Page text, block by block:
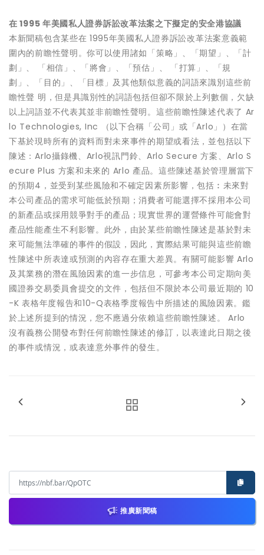
在 1995 年美國私人證券訴訟改革法案之下擬定的安全港協議
本新聞稿包含某些在 1995年美國私人證券訴訟改革法案意義範
圍內的前瞻性聲明。你可以使用諸如「策略」、「期望」、「計
劃」、 「相信」、「將會」、「預估」、 「打算」、「規
劃」、「目的」、「目標」及其他類似意義的詞語來識別這些前
瞻性聲 明，但是具識別性的詞語包括但卻不限於上列數個，欠缺
以上詞語並不代表其並非前瞻性聲明。這些前瞻性陳述代表了 Ar
lo Technologies, Inc （以下合稱「公司」或「Arlo」）在當
下基於現時所有的資料而對未來事件的期望或看法，並包括以下
陳述：Arlo攝錄機、Arlo視訊門鈴、Arlo Secure 方案、Arlo S
ecure Plus 方案和未來的 Arlo 產品。這些陳述基於管理層當下
的預期4，並受到某些風險和不確定因素所影響，包括︰未來對
本公司產品的需求可能低於預期；消費者可能選擇不採用本公司
的新產品或採用競爭對手的產品；現實世界的運營條件可能會對
產品性能產生不利影響。此外，由於某些前瞻性陳述是基於對未
來可能無法準確的事件的假設，因此，實際結果可能與這些前瞻
性陳述中所表達或預測的內容存在重大差異。有關可能影響 Arlo
及其業務的潛在風險因素的進一步信息，可參考本公司定期向美
國證券交易委員會提交的文件，包括但不限於本公司最近期的 10
-K 表格年度報告和10-Q表格季度報告中所描述的風險因素。鑑
於上述所提到的情況，您不應過分依賴這些前瞻性陳述。 Arlo
沒有義務公開發布對任何前瞻性陳述的修訂，以表達此日期之後
的事件或情況，或表達意外事件的發生。
推廣新聞稿